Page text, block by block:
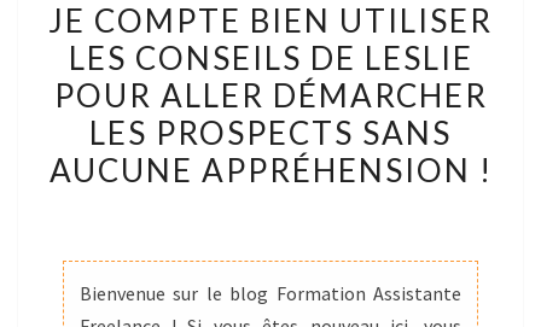
COMPTE
BIEN
UTILISER
LES
CONSEILS
DE
ALLER
DÉMARCHER
JE COMPTE BIEN UTILISER
LES CONSEILS DE LESLIE
POUR ALLER DÉMARCHER
LES PROSPECTS SANS
AUCUNE APPRÉHENSION !
Bienvenue sur le blog Formation Assistante